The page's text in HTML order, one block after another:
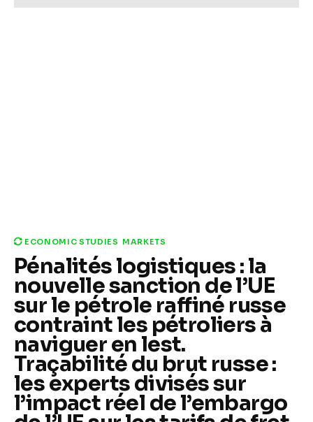
ECONOMIC STUDIES MARKETS
Pénalités logistiques : la
nouvelle sanction de l’UE
sur le pétrole raffiné russe
contraint les pétroliers à
naviguer en lest.
Traçabilité du brut russe :
les experts divisés sur
l’impact réel de l’embargo